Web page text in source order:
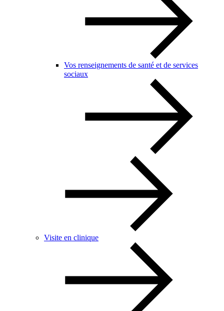
Vos renseignements de santé et de services
sociaux
Visite en clinique